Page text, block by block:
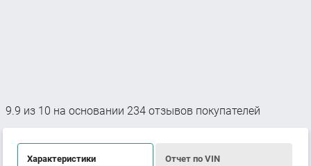
9.9 из 10 на основании 234 отзывов покупателей
Характеристики Отчет по VIN